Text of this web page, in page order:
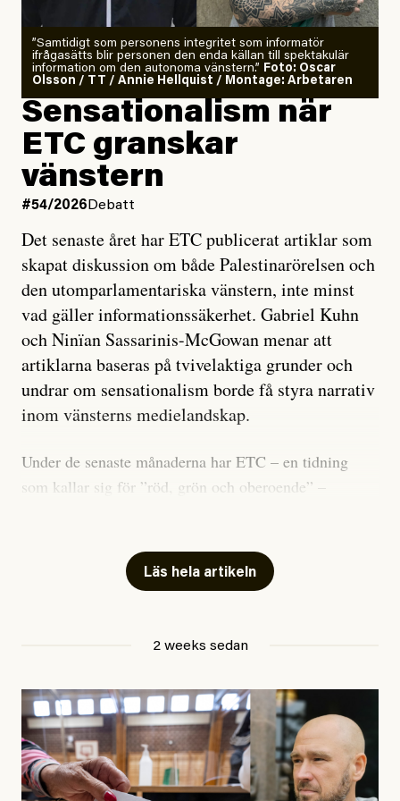
”Samtidigt som personens integritet som informatör
ifrågasätts blir personen den enda källan till spektakulär
information om den autonoma vänstern.” Foto: Oscar
Olsson / TT / Annie Hellquist / Montage: Arbetaren
Sensationalism när
ETC granskar
vänstern
#54/2026 Debatt
Det senaste året har ETC publicerat artiklar som
skapat diskussion om både Palestinarörelsen och
den utomparlamentariska vänstern, inte minst
vad gäller informationssäkerhet. Gabriel Kuhn
och Ninïan Sassarinis-McGowan menar att
artiklarna baseras på tvivelaktiga grunder och
undrar om sensationalism borde få styra narrativ
inom vänsterns medielandskap.
Under de senaste månaderna har ETC – en tidning
som kallar sig för ”röd, grön och oberoende” –
skriver för? Vad betyder det att vara en ”röd, grön och
oberoende” tidning? Och vad är egentligen bra
utpekas som israelisk infiltratör”. Enligt ingressen
handlar artikeln om en person vars ”bakgrund skapar
splittring och oro i rörelsen”. Problemet är att artikeln
skapar betydligt mer oro i palestinarörelsen – och den
Läs hela artikeln
2 weeks sedan